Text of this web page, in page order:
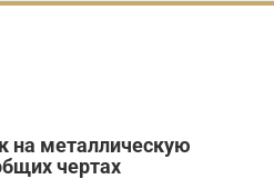
на металлическую
чертах